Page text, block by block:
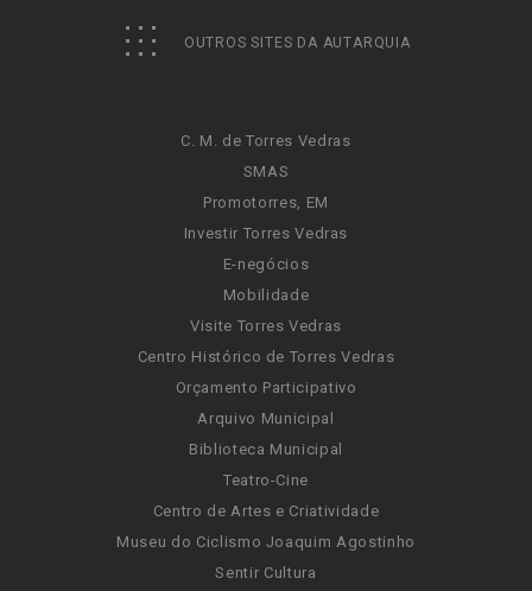
OUTROS SITES DA AUTARQUIA
C. M. de Torres Vedras
SMAS
Promotorres, EM
Investir Torres Vedras
E-negócios
Mobilidade
Visite Torres Vedras
Centro Histórico de Torres Vedras
Orçamento Participativo
Arquivo Municipal
Biblioteca Municipal
Teatro-Cine
Centro de Artes e Criatividade
Museu do Ciclismo Joaquim Agostinho
Sentir Cultura